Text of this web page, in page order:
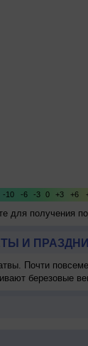
для получения
И
Почти
березовые